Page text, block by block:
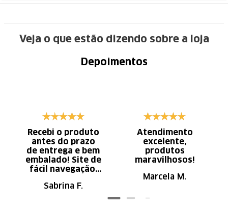
Veja o que estão dizendo sobre a loja
Depoimentos
Recebi o produto
antes do prazo
de entrega e bem
embalado! Site de
fácil navegação.
Sabrina F.
Atendimento
excelente,
produtos
maravilhosos!
Marcela M.